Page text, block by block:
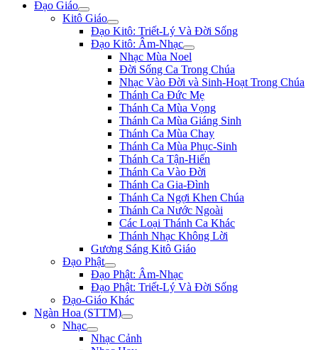
Đạo Giáo
Kitô Giáo
Đạo Kitô: Triết-Lý Và Đời Sống
Đạo Kitô: Âm-Nhạc
Nhạc Mùa Noel
Đời Sống Ca Trong Chúa
Nhạc Vào Đời và Sinh-Hoạt Trong Chúa
Thánh Ca Đức Mẹ
Thánh Ca Mùa Vọng
Thánh Ca Mùa Giáng Sinh
Thánh Ca Mùa Chay
Thánh Ca Mùa Phục-Sinh
Thánh Ca Tận-Hiến
Thánh Ca Vào Đời
Thánh Ca Gia-Đình
Thánh Ca Ngợi Khen Chúa
Thánh Ca Nước Ngoài
Các Loại Thánh Ca Khác
Thánh Nhạc Không Lời
Gương Sáng Kitô Giáo
Đạo Phật
Đạo Phật: Âm-Nhạc
Đạo Phật: Triết-Lý Và Đời Sống
Đạo-Giáo Khác
Ngàn Hoa (STTM)
Nhạc
Nhạc Cảnh